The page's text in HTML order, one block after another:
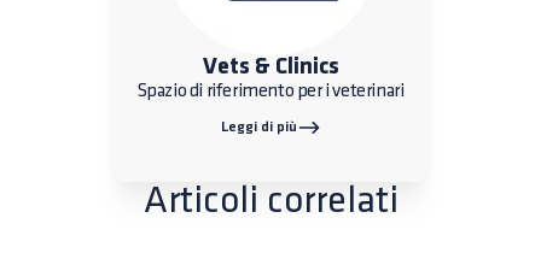
Vets & Clinics
Spazio di riferimento per i veterinari
Leggi di più
Articoli correlati